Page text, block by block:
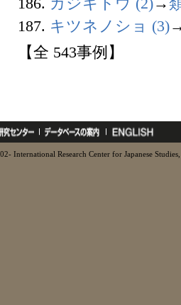
186. カジキトウ (2)→
187. キツネノショ (3)
【全 543事例】
International Research Center for Japanese